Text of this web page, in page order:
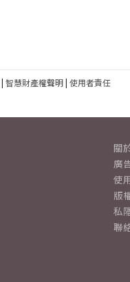
| 智慧財產權聲明| 使用者責任
關
廣
使
版
私
聯